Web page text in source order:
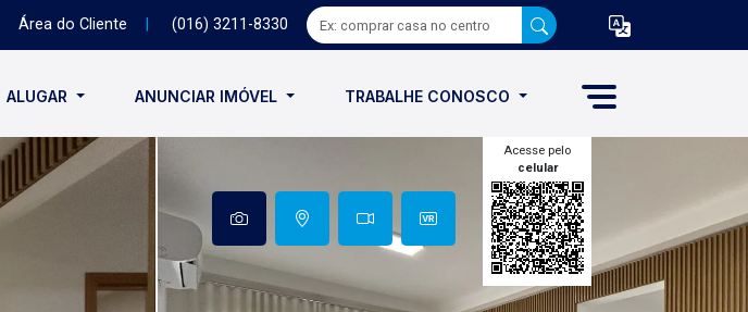
Área do Cliente (016) 3211-8330
ALUGAR ANUNCIAR IMÓVEL TRABALHE CONOSCO
Acesse pelo
celular